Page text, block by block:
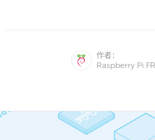
作者：
Raspberry Pi FR